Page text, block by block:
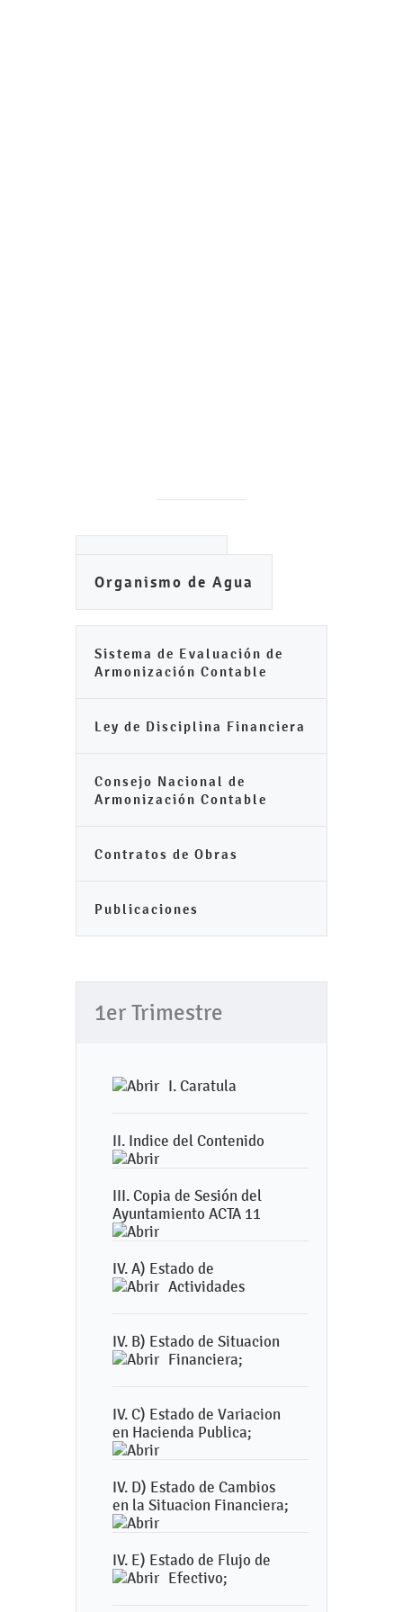
Organismo de Agua
Sistema de Evaluación de
Armonización Contable
Ley de Disciplina Financiera
Consejo Nacional de
Armonización Contable
Contratos de Obras
Publicaciones
1er Trimestre
I. Caratula
II. Indice del Contenido
III. Copia de Sesión del
Ayuntamiento ACTA 11
IV. A) Estado de
Actividades
IV. B) Estado de Situacion
Financiera;
IV. C) Estado de Variacion
en Hacienda Publica;
IV. D) Estado de Cambios
en la Situacion Financiera;
IV. E) Estado de Flujo de
Efectivo;